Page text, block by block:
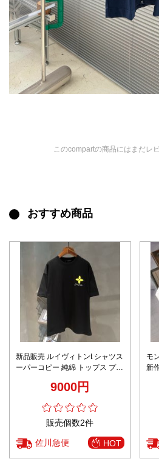
このcompartの商品にはまだレ
おすすめ商品
新品販売 ルイヴィトンt シャツス
ーパーコピー 純綿 トップス プリ
9000円
販売個数2件
佐川急便 HOT
モ
新
用